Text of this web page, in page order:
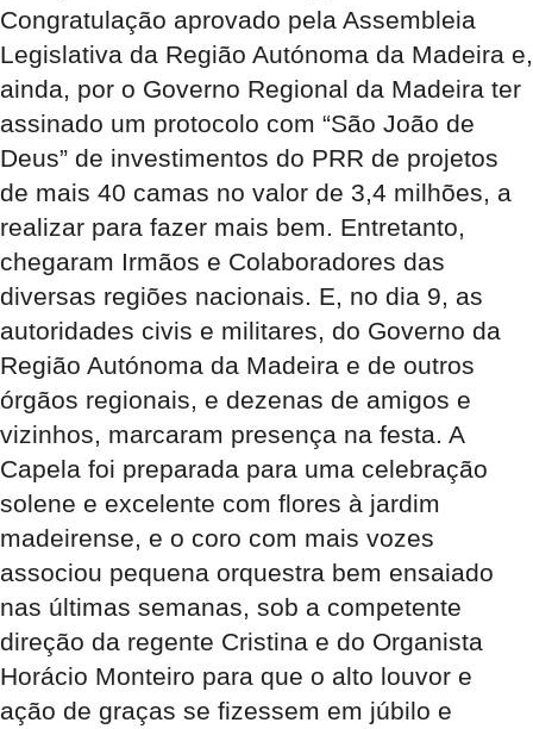
Congratulação aprovado pela Assembleia
Legislativa da Região Autónoma da Madeira e,
ainda, por o Governo Regional da Madeira ter
assinado um protocolo com “São João de
Deus” de investimentos do PRR de projetos
de mais 40 camas no valor de 3,4 milhões, a
realizar para fazer mais bem. Entretanto,
chegaram Irmãos e Colaboradores das
diversas regiões nacionais. E, no dia 9, as
autoridades civis e militares, do Governo da
Região Autónoma da Madeira e de outros
órgãos regionais, e dezenas de amigos e
vizinhos, marcaram presença na festa. A
Capela foi preparada para uma celebração
solene e excelente com flores à jardim
madeirense, e o coro com mais vozes
associou pequena orquestra bem ensaiado
nas últimas semanas, sob a competente
direção da regente Cristina e do Organista
Horácio Monteiro para que o alto louvor e
ação de graças se fizessem em júbilo e